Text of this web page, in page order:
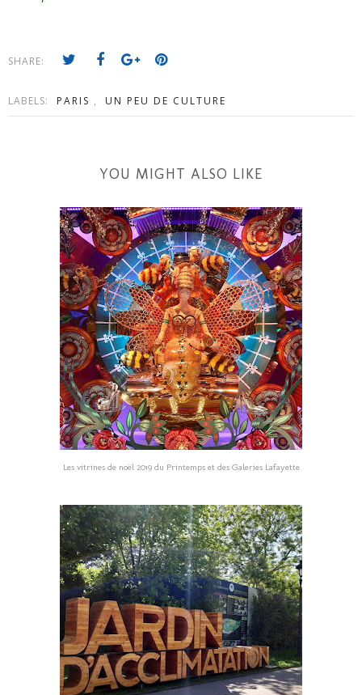
SHARE:
LABELS: PARIS , UN PEU DE CULTURE
YOU MIGHT ALSO LIKE
Les vitrines de noël 2019 du Printemps et des Galeries Lafayette